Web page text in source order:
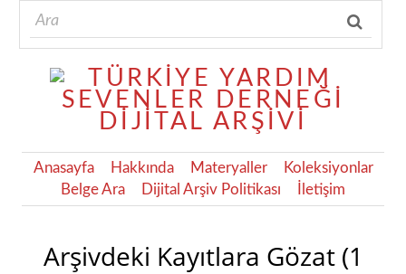
Anasayfa Hakkında Materyaller
Koleksiyonlar
Belge Ara
Dijital Arşiv Politikası İletişim
Arşivdeki Kayıtlara Gözat (1